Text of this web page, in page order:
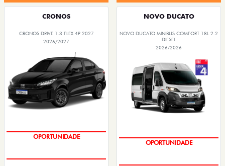
CRONOS
CRONOS DRIVE 1.3 FLEX 4P 2027
2026/2027
PREÇOS REDUZIDOS
NOVO DUCATO
NOVO DUCATO MINIBUS COMFORT 18L 2.2
DIESEL
2026/2026
PREÇOS REDUZIDOS